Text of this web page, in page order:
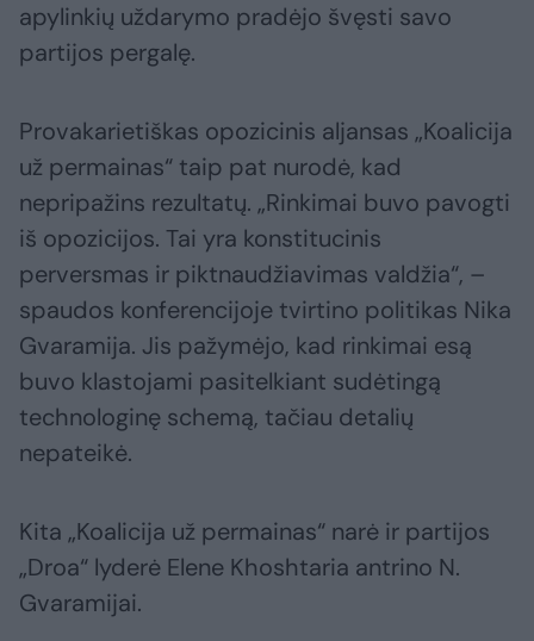
apylinkių uždarymo pradėjo švęsti savo
partijos pergalę.
Provakarietiškas opozicinis aljansas „Koalicija
už permainas“ taip pat nurodė, kad
nepripažins rezultatų. „Rinkimai buvo pavogti
iš opozicijos. Tai yra konstitucinis
perversmas ir piktnaudžiavimas valdžia“, –
spaudos konferencijoje tvirtino politikas Nika
Gvaramija. Jis pažymėjo, kad rinkimai esą
buvo klastojami pasitelkiant sudėtingą
technologinę schemą, tačiau detalių
nepateikė.
Kita „Koalicija už permainas“ narė ir partijos
„Droa“ lyderė Elene Khoshtaria antrino N.
Gvaramijai.